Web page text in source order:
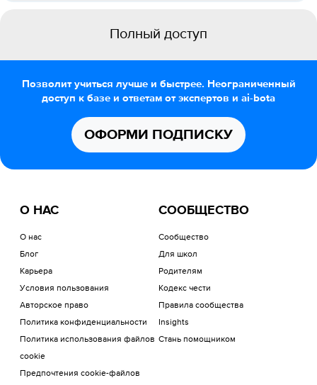
Полный доступ
Позволит учиться лучше и быстрее. Неограниченный
доступ к базе и ответам от экспертов и ai-bota
ОФОРМИ ПОДПИСКУ
О НАС
О нас
Блог
Карьера
Условия пользования
Авторское право
Политика конфиденциальности
Политика использования файлов
cookie
Предпочтения cookie-файлов
СООБЩЕСТВО
Сообщество
Для школ
Родителям
Кодекс чести
Правила сообщества
Insights
Стань помощником